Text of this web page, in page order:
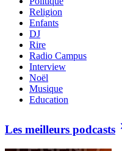
Religion
Enfants
DJ
Rire
Radio Campus
Interview
Noël
Musique
Education
Les meilleurs podcasts